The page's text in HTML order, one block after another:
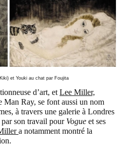
et Youki au chat par Foujita
d’art, etLee Miller,
Man Ray, se font aussi un nom
à travers une galerie à Londres
son travail pour Vogue et ses
a notamment montré la